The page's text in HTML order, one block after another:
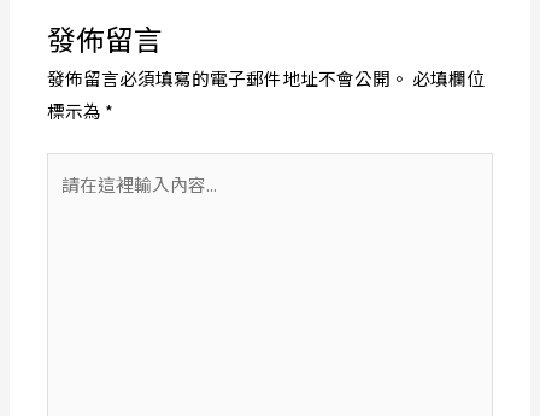
發佈留言
發佈留言必須填寫的電子郵件地址不會公開。 必填欄位
標示為 *
在